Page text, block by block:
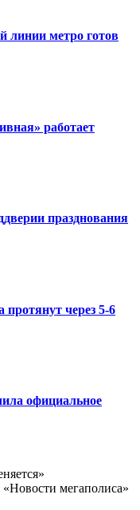
метро готов
работает
празднования
через 5-6
официальное
мегаполиса»